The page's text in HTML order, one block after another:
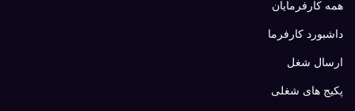
همه کارفرمایان
داشبورد کارفرما
ارسال شغل
پکیج های شغلی